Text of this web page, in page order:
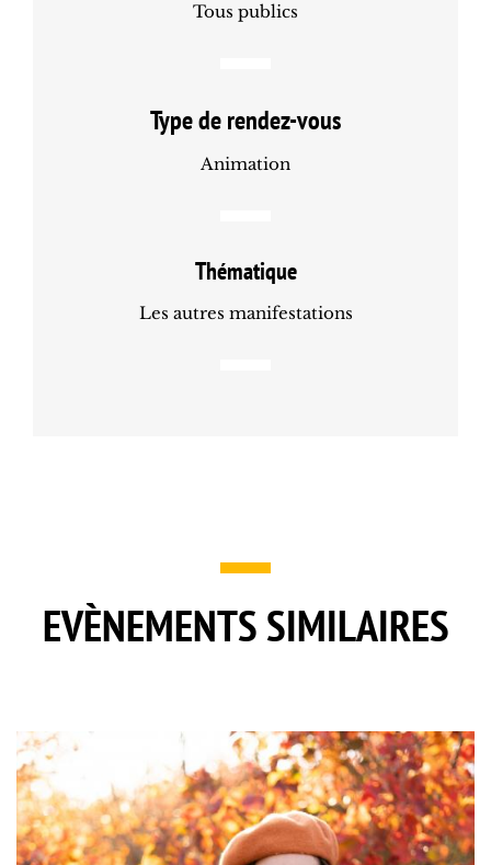
Tous publics
Type de rendez-vous
Animation
Thématique
Les autres manifestations
EVÈNEMENTS SIMILAIRES